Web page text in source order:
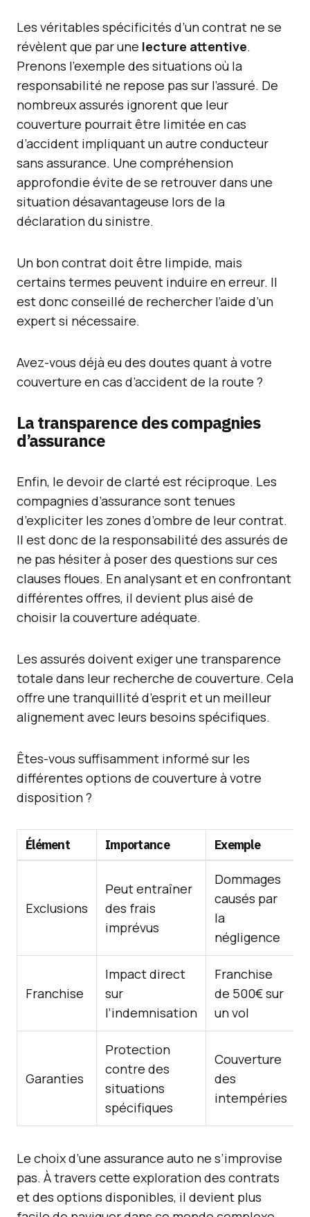
Les véritables spécificités d’un contrat ne se
révèlent que par une lecture attentive.
Prenons l’exemple des situations où la
responsabilité ne repose pas sur l’assuré. De
nombreux assurés ignorent que leur
couverture pourrait être limitée en cas
d’accident impliquant un autre conducteur
sans assurance. Une compréhension
approfondie évite de se retrouver dans une
situation désavantageuse lors de la
déclaration du sinistre.
Un bon contrat doit être limpide, mais
certains termes peuvent induire en erreur. Il
est donc conseillé de rechercher l’aide d’un
expert si nécessaire.
Avez-vous déjà eu des doutes quant à votre
couverture en cas d’accident de la route ?
La transparence des compagnies
d’assurance
Enfin, le devoir de clarté est réciproque. Les
compagnies d’assurance sont tenues
d’expliciter les zones d’ombre de leur contrat.
Il est donc de la responsabilité des assurés de
ne pas hésiter à poser des questions sur ces
clauses floues. En analysant et en confrontant
différentes offres, il devient plus aisé de
choisir la couverture adéquate.
Les assurés doivent exiger une transparence
totale dans leur recherche de couverture. Cela
offre une tranquillité d’esprit et un meilleur
alignement avec leurs besoins spécifiques.
Êtes-vous suffisamment informé sur les
différentes options de couverture à votre
disposition ?
Élément Importance Exemple
Exclusions
Peut entraîner
des frais
imprévus
Dommages
causés par
la
négligence
Franchise
Impact direct
sur
l’indemnisation
Franchise
de 500€ sur
un vol
Garanties
Protection
contre des
situations
spécifiques
Couverture
des
intempéries
Le choix d’une assurance auto ne s’improvise
pas. À travers cette exploration des contrats
et des options disponibles, il devient plus